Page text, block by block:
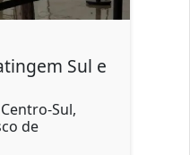
Motorista de ônibus
O condutor dirigia um
Santa Brígida, da linha